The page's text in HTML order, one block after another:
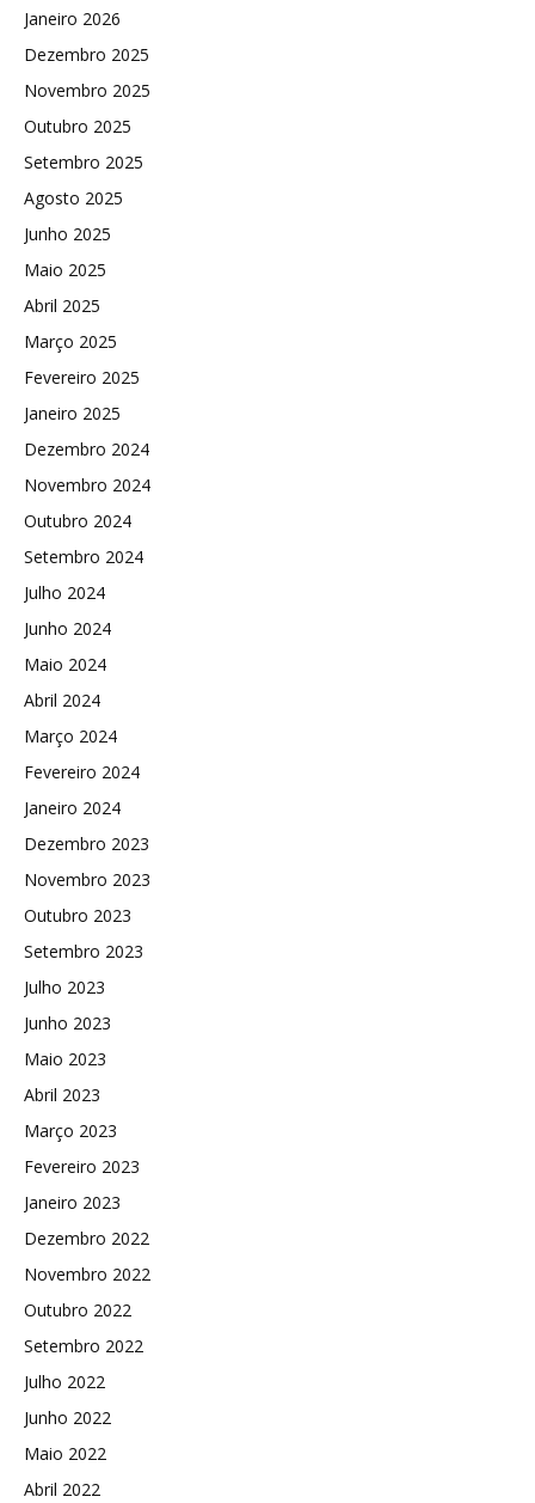
Janeiro 2026
Dezembro 2025
Novembro 2025
Outubro 2025
Setembro 2025
Agosto 2025
Junho 2025
Maio 2025
Abril 2025
Março 2025
Fevereiro 2025
Janeiro 2025
Dezembro 2024
Novembro 2024
Outubro 2024
Setembro 2024
Julho 2024
Junho 2024
Maio 2024
Abril 2024
Março 2024
Fevereiro 2024
Janeiro 2024
Dezembro 2023
Novembro 2023
Outubro 2023
Setembro 2023
Julho 2023
Junho 2023
Maio 2023
Abril 2023
Março 2023
Fevereiro 2023
Janeiro 2023
Dezembro 2022
Novembro 2022
Outubro 2022
Setembro 2022
Julho 2022
Junho 2022
Maio 2022
Abril 2022